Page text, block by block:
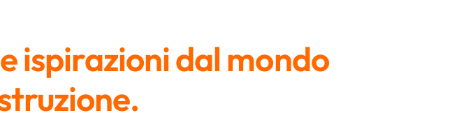
ispirazioni dal mondo